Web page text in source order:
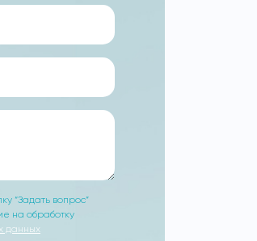
“Задать вопрос”
на обработку
данных